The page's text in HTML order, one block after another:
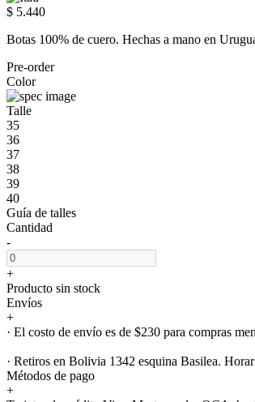
$ 5.440
Botas 100% de cuero. Hechas a mano en
Pre-order
Color
Talle
35
36
37
38
39
40
Guía de talles
Cantidad
-
+
Producto sin stock
Envíos
+
· El costo de envío es de $230 para compras
· Retiros en Bolivia 1342 esquina Basilea.
Métodos de pago
+